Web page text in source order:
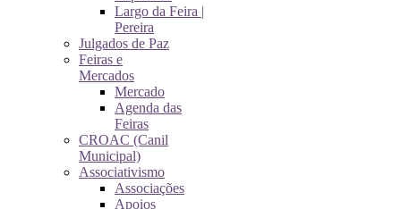
Largo da Feira |
Pereira
Julgados de Paz
Feiras e
Mercados
Mercado
Agenda das
Feiras
CROAC (Canil
Municipal)
Associativismo
Associações
Apoios